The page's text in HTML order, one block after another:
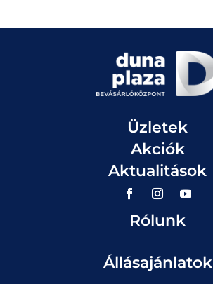
Üzletek
Akciók
Aktualitások
Rólunk
Állásajánlatok